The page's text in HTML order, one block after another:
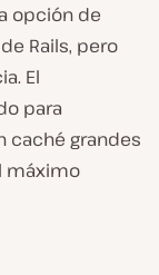
opción de
Rails, pero
El
para
caché grandes
máximo